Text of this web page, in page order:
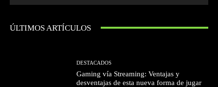
ÚLTIMOS ARTÍCULOS
DESTACADOS
Gaming vía Streaming: Ventajas y
desventajas de esta nueva forma de jugar